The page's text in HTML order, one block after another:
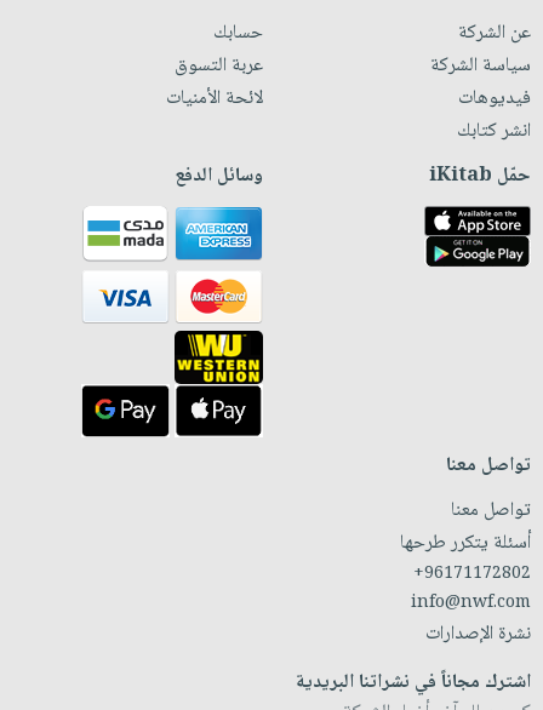
عن الشركة
سياسة الشركة
فيديوهات
انشر كتابك
حسابك
عربة التسوق
لائحة الأمنيات
حمّل iKitab وسائل الدفع
تواصل معنا
تواصل معنا
أسئلة يتكرر طرحها
+96171172802
info@nwf.com
نشرة الإصدارات
اشترك مجاناً في نشراتنا البريدية